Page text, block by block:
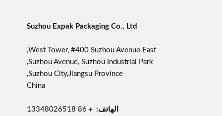
Suzhou Expak Packaging Co., Ltd
West Tower, #400 Suzhou Avenue East,
Suzhou Avenue, Suzhou Industrial Park,
Suzhou City,Jiangsu Province,
China
الهاتف: ＋86 13348026518